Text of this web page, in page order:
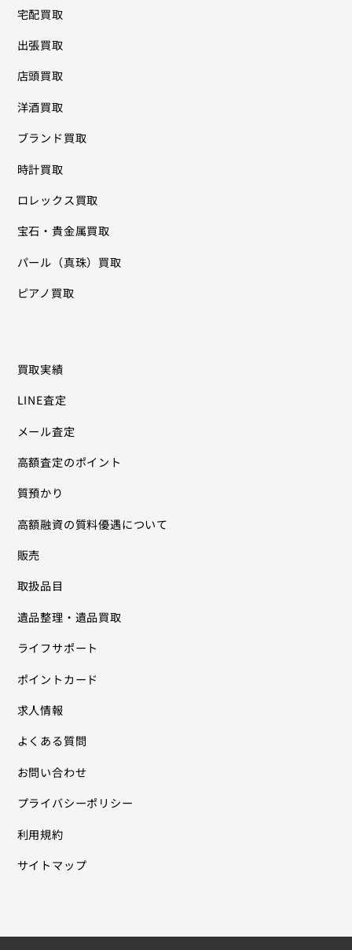
宅配買取
出張買取
店頭買取
洋酒買取
ブランド買取
時計買取
ロレックス買取
宝石・貴金属買取
パール（真珠）買取
ピアノ買取
買取実績
LINE査定
メール査定
高額査定のポイント
質預かり
高額融資の質料優遇について
販売
取扱品目
遺品整理・遺品買取
ライフサポート
ポイントカード
求人情報
よくある質問
お問い合わせ
プライバシーポリシー
利用規約
サイトマップ